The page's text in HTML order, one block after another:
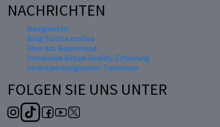
NACHRICHTEN
Neuigkeiten
Blog Turista maitea
Über das Baskenland
Immersive Virtual Reality-Erfahrung
Verantwortungsvoller Tourismus
FOLGEN SIE UNS UNTER